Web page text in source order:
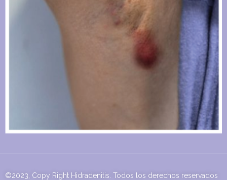
©2023, Copy Right Hidradenitis. Todos los derechos reservados